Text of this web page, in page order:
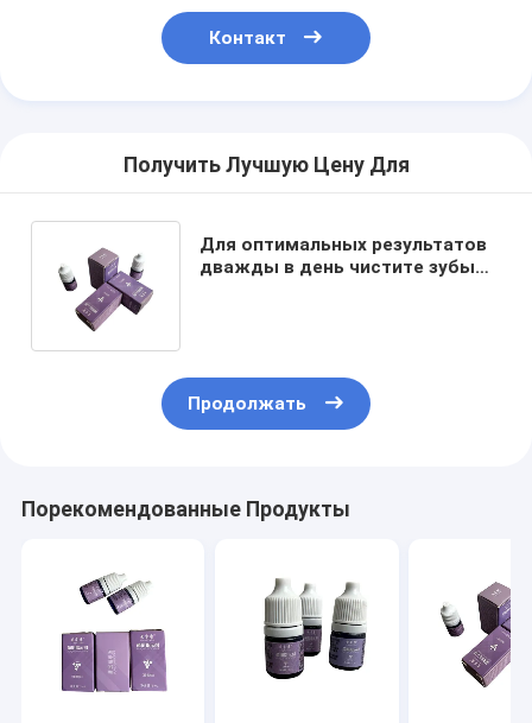
Контакт
Получить Лучшую Цену Для
Для оптимальных результатов
дважды в день чистите зубы
Продолжать
Порекомендованные Продукты